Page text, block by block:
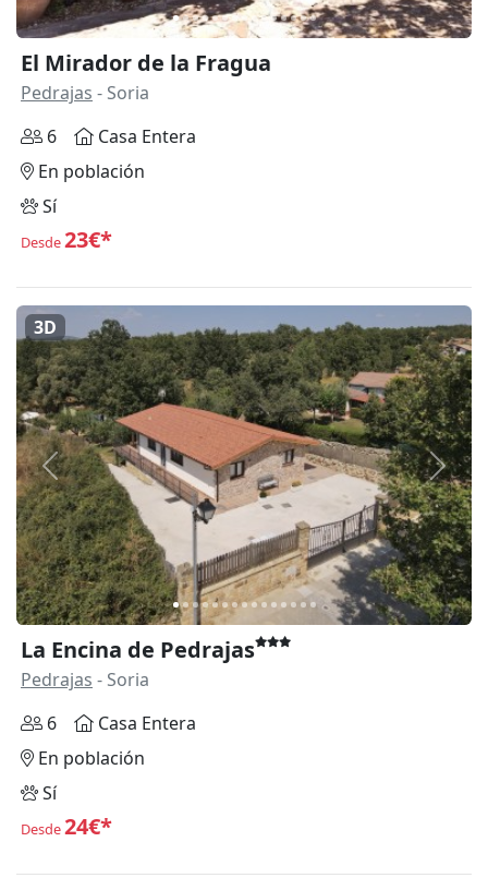
El Mirador de la Fragua
Pedrajas - Soria
6
Casa Entera
En población
Sí
Desde23€*
Anterior
3D
La Encina de Pedrajas
Pedrajas - Soria
6
Casa Entera
En población
Sí
Desde24€*